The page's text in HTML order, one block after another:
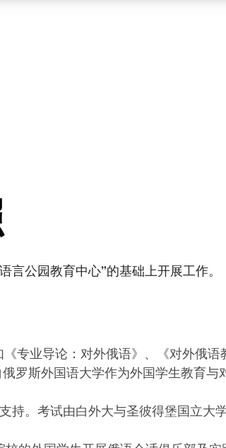
公园教育中心”的基础上开展工作。
专业导论：对外俄语》、《对外俄语
罗斯外国语大学作为外国学生教育与
。考试由白外大与圣彼得堡国立大